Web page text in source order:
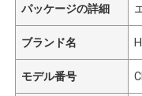
パッケージの詳細
ブランド名
モデル番号